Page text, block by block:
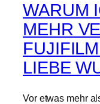
WARUM
MEHR
LIEBE
Vor etwas mehr